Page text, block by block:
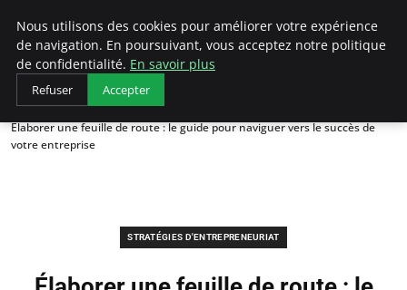
LECFCM
Accueil
Stratégies d'entrepreneuriat
Élaborer une feuille de route : le guide pour naviguer vers le succès de
votre entreprise
STRATÉGIES D'ENTREPRENEURIAT
Nous utilisons des cookies pour améliorer votre expérience
de navigation. En poursuivant, vous acceptez notre politique
de confidentialité. En savoir plus
Refuser Accepter